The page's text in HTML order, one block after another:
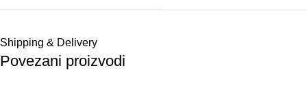
Shipping & Delivery
Povezani proizvodi